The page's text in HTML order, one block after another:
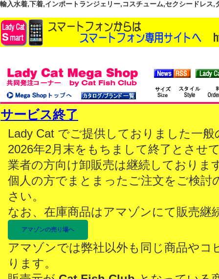
輸入水着,下着,インポートランジェリー,コスチューム,セクシードレス
サービス終了
Lady Cat でご提供しておりました一
2026年2月末をもちまして終了とさせ
業者の方向け卸販売は継続しておりま
個人の方でまとまったご注文をご検討
さい。
なお、在庫商品はアマゾンにて販売継
アマゾンの売り場へ
アマゾンでは弊社以外も同じ商品やコ
ります。